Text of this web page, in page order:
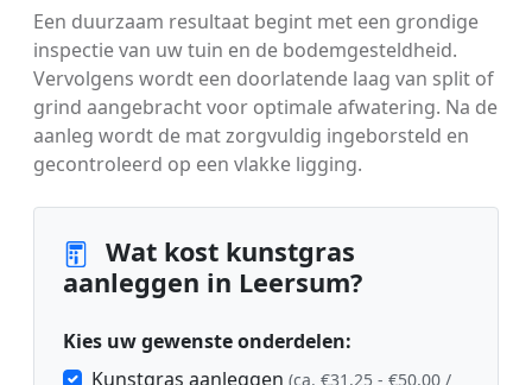
Een duurzaam resultaat begint met een grondige
inspectie van uw tuin en de bodemgesteldheid.
Vervolgens wordt een doorlatende laag van split of
grind aangebracht voor optimale afwatering. Na de
aanleg wordt de mat zorgvuldig ingeborsteld en
gecontroleerd op een vlakke ligging.
Wat kost kunstgras
aanleggen in Leersum?
Kies uw gewenste onderdelen:
Kunstgras aanleggen (ca. €31,25 - €50,00 /